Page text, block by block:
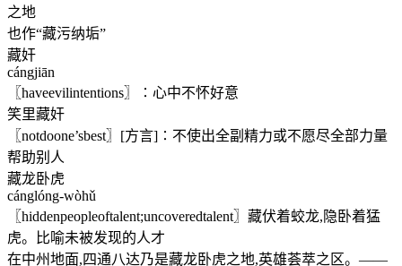
之地
也作“藏污纳垢”
藏奸
cángjiān
〖haveevilintentions〗∶心中不怀好意
笑里藏奸
〖notdoone’sbest〗[方言]∶不使出全副精力或不愿尽全部力量
帮助别人
藏龙卧虎
cánglóng-wòhǔ
〖hiddenpeopleoftalent;uncoveredtalent〗藏伏着蛟龙,隐卧着猛
虎。比喻未被发现的人才
在中州地面,四通八达乃是藏龙卧虎之地,英雄荟萃之区。——